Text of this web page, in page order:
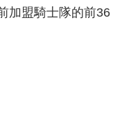
加盟騎士隊的前36